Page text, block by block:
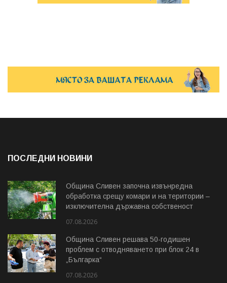
ПОСЛЕДНИ НОВИНИ
Община Сливен започна извънредна
обработка срещу комари и на територии –
изключителна държавна собственост
07.08.2026
Община Сливен решава 50-годишен
проблем с отводняването при блок 24 в
„Българка“
07.08.2026